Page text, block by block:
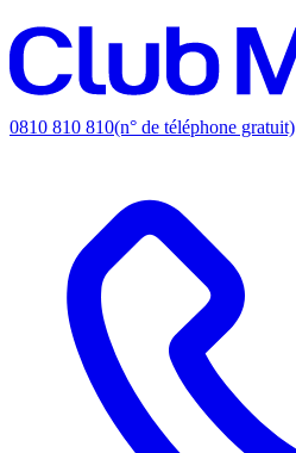
0810 810 810(n° de téléphone gratuit)